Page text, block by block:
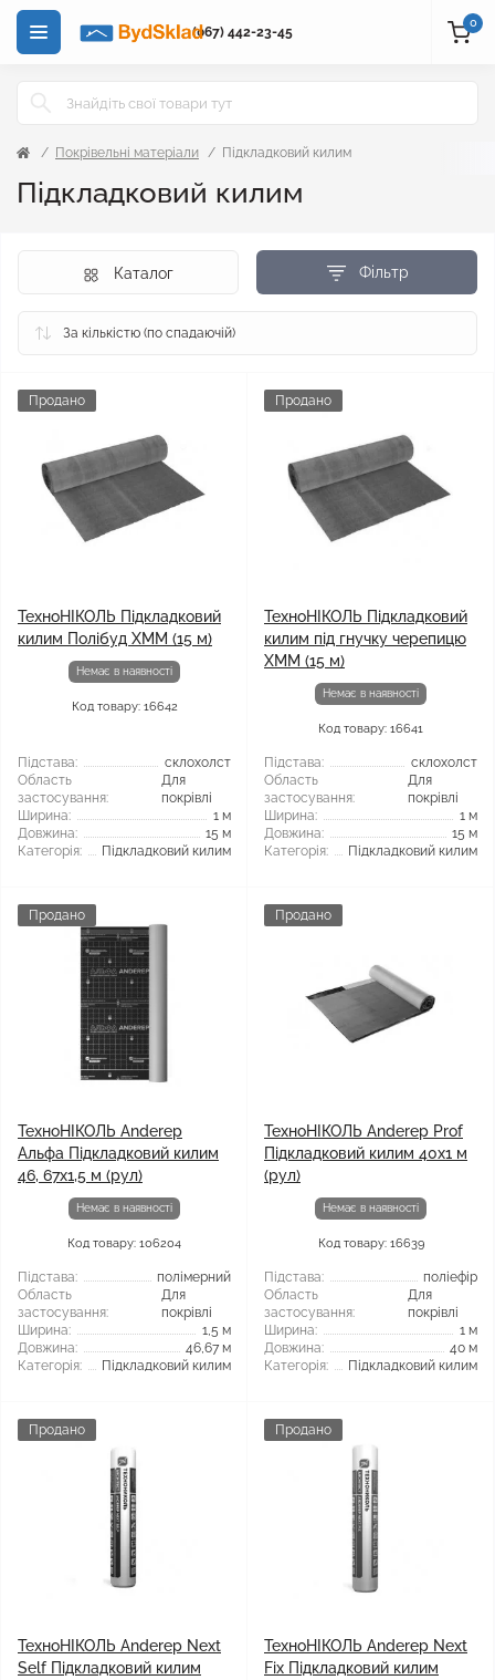
(067) 442-23-45
0
Покрівельні матеріали Підкладковий килим
Підкладковий килим
Фільтр
Каталог
Продано
ТехноНІКОЛЬ Підкладковий
килим Полібуд ХММ (15 м)
Немає в наявності
Код товару: 16642
Підстава:
склохолст
Область
застосування:
Для
покрівлі
Ширина:
1 м
Довжина:
15 м
Категорія:
Підкладковий килим
Продано
ТехноНІКОЛЬ Підкладковий
килим під гнучку черепицю
ХММ (15 м)
Немає в наявності
Код товару: 16641
Підстава:
склохолст
Область
застосування:
Для
покрівлі
Ширина:
1 м
Довжина:
15 м
Категорія:
Підкладковий килим
Продано
ТехноНІКОЛЬ Anderep
Альфа Підкладковий килим
46, 67x1,5 м (рул)
Немає в наявності
Код товару: 106204
Підстава:
полімерний
Область
застосування:
Для
покрівлі
Ширина:
1,5 м
Довжина:
46,67 м
Категорія:
Підкладковий килим
Продано
ТехноНІКОЛЬ Anderep Prof
Підкладковий килим 40x1 м
(рул)
Немає в наявності
Код товару: 16639
Підстава:
поліефір
Область
застосування:
Для
покрівлі
Ширина:
1 м
Довжина:
40 м
Категорія:
Підкладковий килим
Продано
ТехноНІКОЛЬ Anderep Next
Self Підкладковий килим
Продано
ТехноНІКОЛЬ Anderep Next
Fix Підкладковий килим